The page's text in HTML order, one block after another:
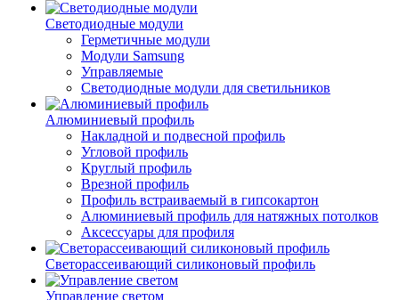
Светодиодные модули
Герметичные модули
Модули Samsung
Управляемые
Светодиодные модули для светильников
Алюминиевый профиль
Накладной и подвесной профиль
Угловой профиль
Круглый профиль
Врезной профиль
Профиль встраиваемый в гипсокартон
Алюминиевый профиль для натяжных потолков
Аксессуары для профиля
Светорассеивающий силиконовый профиль
Управление светом